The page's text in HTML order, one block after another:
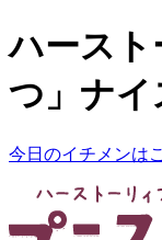
ハースト
つ」ナ
今日のイチメンは